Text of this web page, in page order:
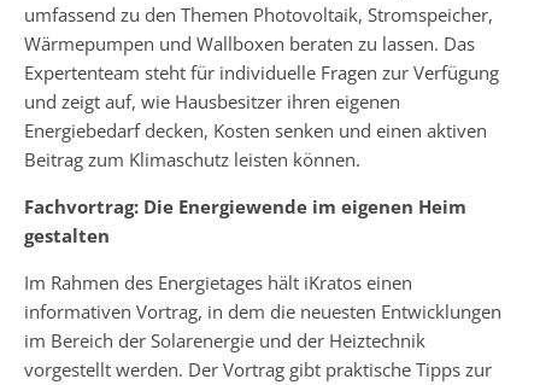
umfassend zu den Themen Photovoltaik, Stromspeicher,
Wärmepumpen und Wallboxen beraten zu lassen. Das
Expertenteam steht für individuelle Fragen zur Verfügung
und zeigt auf, wie Hausbesitzer ihren eigenen
Energiebedarf decken, Kosten senken und einen aktiven
Beitrag zum Klimaschutz leisten können.
Fachvortrag: Die Energiewende im eigenen Heim
gestalten
Im Rahmen des Energietages hält iKratos einen
informativen Vortrag, in dem die neuesten Entwicklungen
im Bereich der Solarenergie und der Heiztechnik
vorgestellt werden. Der Vortrag gibt praktische Tipps zur